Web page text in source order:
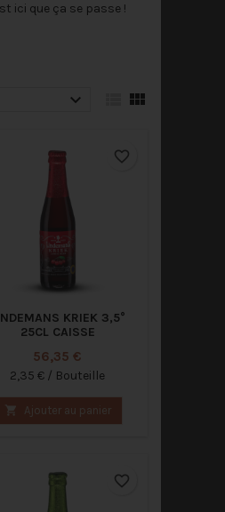
ici que ça se passe !
 
KRIEK 3,5°
25CL CAISSE
Prix
56,35 €
2,35 € / Bouteille
 Ajouter au panier
favorite_border
favorite_border